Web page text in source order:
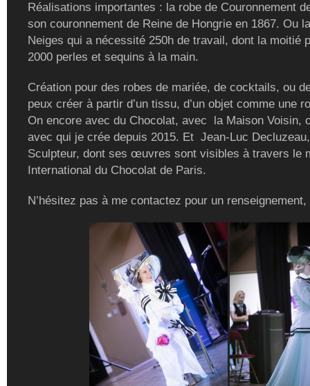
Réalisations importantes : la robe de Couronnement
son couronnement de Reine de Hongrie en 1867. Ou
Neiges qui a nécessité 250h de travail, dont la moitié
2000 perles et sequins à la main.
Création pour des robes de mariée, de cocktails, ou
peux créer à partir d’un tissu, d’un objet comme une
On encore avec du Chocolat, avec la Maison Voisin,
avec qui je crée depuis 2015. Et Jean-Luc
Sculpteur, dont ses œuvres sont visibles à travers le
International du Chocolat de Paris.
N’hésitez pas à me contactez pour un